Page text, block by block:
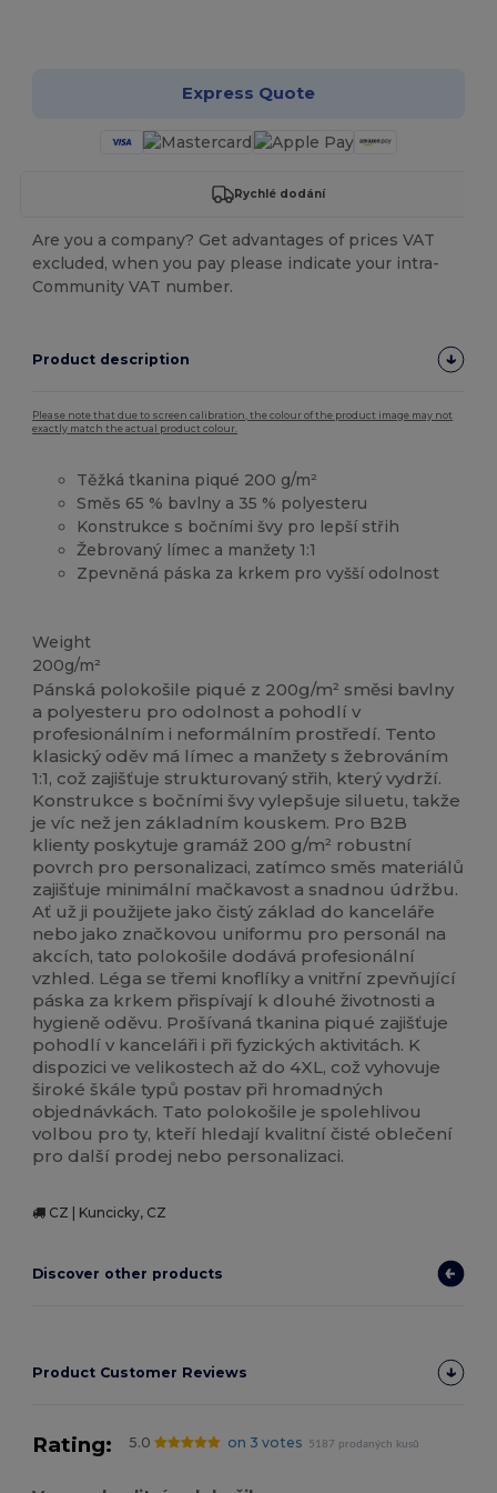
Express Quote
Rychlé dodání
Are you a company? Get advantages of prices VAT
excluded, when you pay please indicate your intra-
Community VAT number.
Product description
Please note that due to screen calibration, the colour of the product image may not
exactly match the actual product colour.
Těžká tkanina piqué 200 g/m²
Směs 65 % bavlny a 35 % polyesteru
Konstrukce s bočními švy pro lepší střih
Žebrovaný límec a manžety 1:1
Zpevněná páska za krkem pro vyšší odolnost
Weight
200g/m²
Pánská polokošile piqué z 200g/m² směsi bavlny
a polyesteru pro odolnost a pohodlí v
profesionálním i neformálním prostředí. Tento
klasický oděv má límec a manžety s žebrováním
1:1, což zajišťuje strukturovaný střih, který vydrží.
Konstrukce s bočními švy vylepšuje siluetu, takže
je víc než jen základním kouskem. Pro B2B
klienty poskytuje gramáž 200 g/m² robustní
povrch pro personalizaci, zatímco směs materiálů
zajišťuje minimální mačkavost a snadnou údržbu.
Ať už ji použijete jako čistý základ do kanceláře
nebo jako značkovou uniformu pro personál na
akcích, tato polokošile dodává profesionální
vzhled. Léga se třemi knoflíky a vnitřní zpevňující
páska za krkem přispívají k dlouhé životnosti a
hygieně oděvu. Prošívaná tkanina piqué zajišťuje
pohodlí v kanceláři i při fyzických aktivitách. K
dispozici ve velikostech až do 4XL, což vyhovuje
široké škále typů postav při hromadných
objednávkách. Tato polokošile je spolehlivou
volbou pro ty, kteří hledají kvalitní čisté oblečení
pro další prodej nebo personalizaci.
CZ | Kuncicky, CZ
Discover other products
Product Customer Reviews
Rating: 5.0 on 3 votes 5187 prodaných kusů